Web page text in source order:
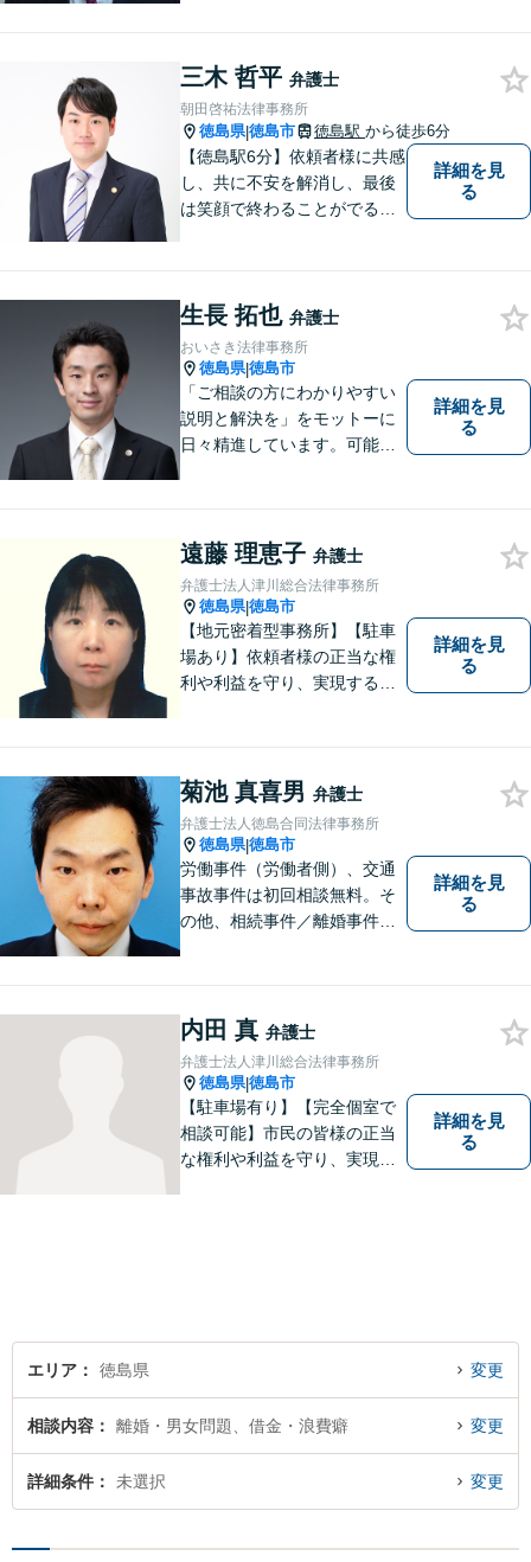
三木 哲平 弁護士
朝田啓祐法律事務所
徳島県|徳島市 徳島駅 から徒歩6分
【徳島駅6分】依頼者様に共感
し、共に不安を解消し、最後
は笑顔で終わることがでるよ
相談にのっています。 まずは
ご相談ください。
詳細を見
る
生長 拓也 弁護士
おいさき法律事務所
徳島県|徳島市
「ご相談の方にわかりやすい
説明と解決を」をモットーに
日々精進しています。可能な
詳細を見
る
遠藤 理恵子 弁護士
弁護士法人津川総合法律事務所
徳島県|徳島市
【地元密着型事務所】【駐車
場あり】依頼者様の正当な権
利や利益を守り、実現するた
ります。個人・法人問わずあ
らゆる問題に対応可能！
詳細を見
る
菊池 真喜男 弁護士
弁護士法人徳島合同法律事務所
徳島県|徳島市
労働事件（労働者側）、交通
事故事件は初回相談無料。そ
の他、相続事件／離婚事件／
れます。【無料駐車場】
詳細を見
る
内田 真 弁護士
弁護士法人津川総合法律事務所
徳島県|徳島市
【駐車場有り】【完全個室で
相談可能】市民の皆様の正当
な権利や利益を守り、実現す
詳細を見
る
エリア 徳島県 変更
相談内容 離婚・男女問題、借金・浪費癖 変更
詳細条件 未選択 変更